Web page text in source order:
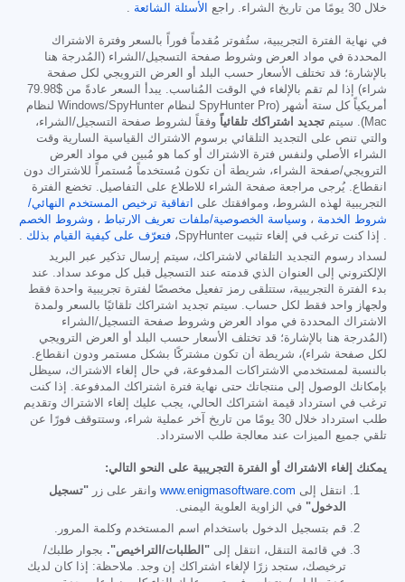
خلال 30 يومًا من تاريخ الشراء. راجع
الأسئلة الشائعة .
في نهاية الفترة التجريبية، ستُفوتر مُقدماً فوراً بالسعر وفترة الاشتراك
المحددة في مواد العرض وشروط صفحة التسجيل/الشراء (المُدرجة هنا
بالإشارة؛ قد تختلف الأسعار حسب البلد أو العرض الترويجي لكل صفحة
شراء) إذا لم تقم بالإلغاء في الوقت المُناسب. يبدأ السعر عادةً من $79.98
أمريكياً كل ستة أشهر (SpyHunter Pro لنظام Windows/SpyHunter لنظام
Mac). سيتم
تجديد اشتراكك تلقائياً وفقاً لشروط صفحة التسجيل/الشراء،
والتي تنص على التجديد التلقائي برسوم الاشتراك القياسية السارية وقت
الشراء الأصلي ولنفس فترة الاشتراك أو كما هو مُبين في مواد العرض
الترويجي/صفحة الشراء، شريطة أن تكون مُستخدماً مُستمراً للاشتراك دون
انقطاع. يُرجى مراجعة صفحة الشراء للاطلاع على التفاصيل. تخضع الفترة
التجريبية لهذه الشروط، وموافقتك على
اتفاقية ترخيص المستخدم النهائي/
شروط الخدمة ، وسياسة الخصوصية/ملفات تعريف الارتباط ، وشروط الخصم
. إذا كنت ترغب في إلغاء تثبيت SpyHunter،
فتعرّف على كيفية القيام بذلك .
لسداد رسوم التجديد التلقائي لاشتراكك، سيتم إرسال تذكير عبر البريد
الإلكتروني إلى العنوان الذي قدمته عند التسجيل قبل كل موعد سداد. عند
بدء الفترة التجريبية، ستتلقى رمز تفعيل مخصصًا لفترة تجريبية واحدة فقط
ولجهاز واحد فقط لكل حساب. سيتم تجديد اشتراكك تلقائيًا بالسعر ولمدة
الاشتراك المحددة في مواد العرض وشروط صفحة التسجيل/الشراء
(المُدرجة هنا بالإشارة؛ قد تختلف الأسعار حسب البلد أو العرض الترويجي
لكل صفحة شراء)، شريطة أن تكون مشتركًا بشكل مستمر ودون انقطاع.
بالنسبة لمستخدمي الاشتراكات المدفوعة، في حال إلغاء الاشتراك، سيظل
بإمكانك الوصول إلى منتجاتك حتى نهاية فترة اشتراكك المدفوعة. إذا كنت
ترغب في استرداد قيمة اشتراكك الحالي، يجب عليك إلغاء الاشتراك وتقديم
طلب استرداد خلال 30 يومًا من تاريخ آخر عملية شراء، وستتوقف فورًا عن
تلقي جميع الميزات عند معالجة طلب الاسترداد.
يمكنك إلغاء الاشتراك أو الفترة التجريبية على النحو التالي:
انتقل إلى www.enigmasoftware.com وانقر على زر "تسجيل
الدخول" في الزاوية العلوية اليمنى.
قم بتسجيل الدخول باستخدام اسم المستخدم وكلمة المرور.
في قائمة التنقل، انتقل إلى "الطلبات/التراخيص". بجوار طلبك/
ترخيصك، ستجد زرًا لإلغاء اشتراكك إن وجد. ملاحظة: إذا كان لديك